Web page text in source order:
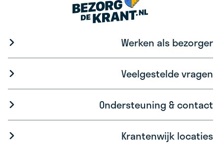
Werken als bezorger
Veelgestelde vragen
Ondersteuning & contact
Krantenwijk locaties